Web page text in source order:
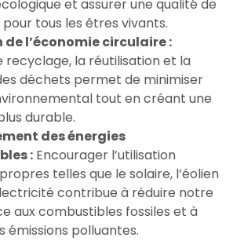
et assurer une qualité de
tous les êtres vivants.
l’économie circulaire :
recyclage, la réutilisation et la
déchets permet de minimiser
tout en créant une
durable.
des énergies
: Encourager l’utilisation
telles que le solaire, l’éolien
contribue à réduire notre
aux combustibles fossiles et à
émissions polluantes.